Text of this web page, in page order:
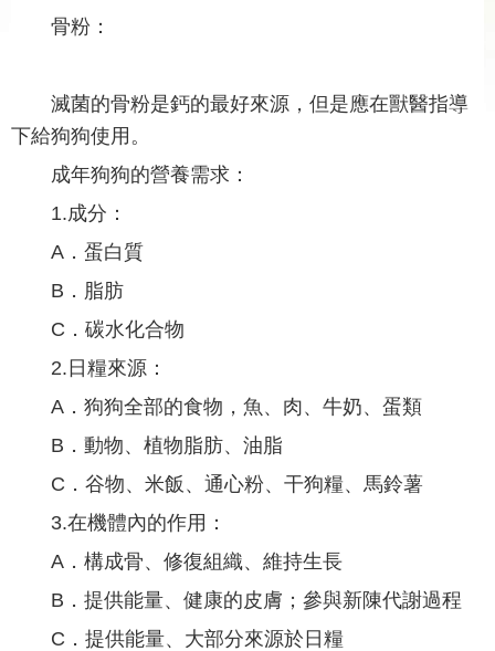
骨粉：
滅菌的骨粉是鈣的最好來源，但是應在獸醫指導
下給狗狗使用。
成年狗狗的營養需求：
1.成分：
A．蛋白質
B．脂肪
C．碳水化合物
2.日糧來源：
A．狗狗全部的食物，魚、肉、牛奶、蛋類
B．動物、植物脂肪、油脂
C．谷物、米飯、通心粉、干狗糧、馬鈴薯
3.在機體內的作用：
A．構成骨、修復組織、維持生長
B．提供能量、健康的皮膚；參與新陳代謝過程
C．提供能量、大部分來源於日糧